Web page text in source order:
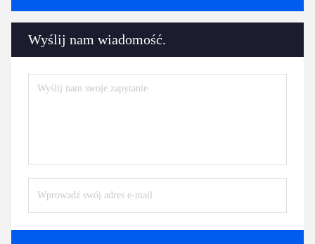
Wyślij nam wiadomość.